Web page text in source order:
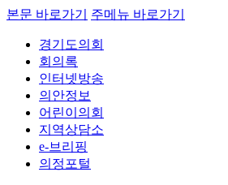
본문 바로가기 주메뉴 바로가기
경기도의회
회의록
인터넷방송
의안정보
어린이의회
지역상담소
e-브리핑
의정포털